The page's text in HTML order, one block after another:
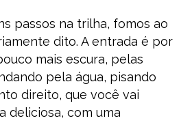
passos na trilha, fomos ao
dito. A entrada é por
mais escura, pelas
pela água, pisando
direito, que você vai
deliciosa, com uma